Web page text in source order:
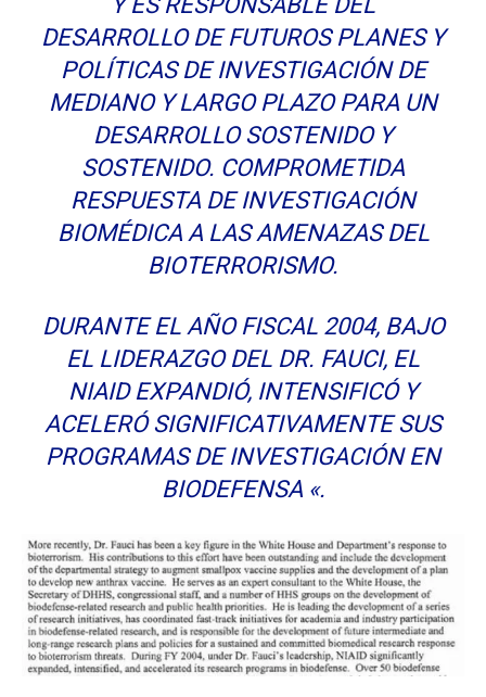
DESARROLLO DE FUTUROS PLANES Y
POLÍTICAS DE INVESTIGACIÓN DE
MEDIANO Y LARGO PLAZO PARA UN
DESARROLLO SOSTENIDO Y
SOSTENIDO. COMPROMETIDA
RESPUESTA DE INVESTIGACIÓN
BIOMÉDICA A LAS AMENAZAS DEL
BIOTERRORISMO.
DURANTE EL AÑO FISCAL 2004, BAJO
EL LIDERAZGO DEL DR. FAUCI, EL
NIAID EXPANDIÓ, INTENSIFICÓ Y
ACELERÓ SIGNIFICATIVAMENTE SUS
PROGRAMAS DE INVESTIGACIÓN EN
BIODEFENSA «.